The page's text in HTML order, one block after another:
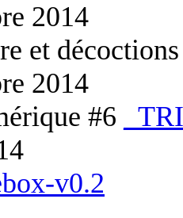
2014
et
2014
#6
v0.2